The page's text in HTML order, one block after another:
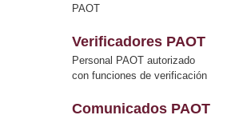
PAOT
Verificadores PAOT
Personal PAOT autorizado
con funciones de verificación
Comunicados PAOT